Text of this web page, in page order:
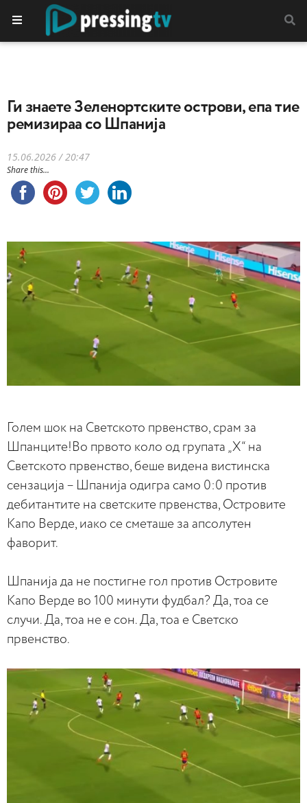
Ги знаете Зеленортските острови, епа тие
ремизираа со Шпанија
15.06.2026 / 20:47
Share this...
Голем шок на Светското првенство, срам за
Шпанците!Во првото коло од групата „Х“ на
Светското првенство, беше видена вистинска
сензација – Шпанија одигра само 0:0 против
дебитантите на светските првенства, Островите
Капо Верде, иако се сметаше за апсолутен
фаворит.
Шпанија да не постигне гол против Островите
Капо Верде во 100 минути фудбал? Да, тоа се
случи. Да, тоа не е сон. Да, тоа е Светско
првенство.